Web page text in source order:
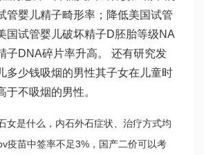
管婴儿精子畸形率；降低美国试管
国试管婴儿破坏精子D胚胎等级NA
子DNA碎片率升高。 还有研究发
多少钱吸烟的男性其子女在儿童时
于不吸烟的男性。
女是什么，内石外石症状、治疗方式均
疫苗中签率不足3%，国产二价可以考